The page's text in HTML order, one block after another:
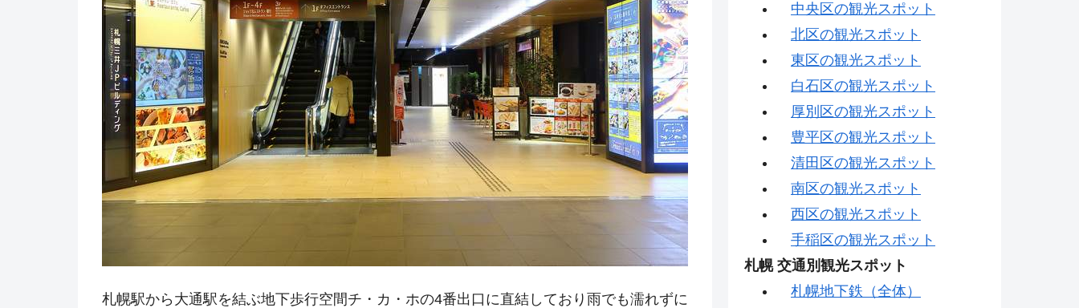
札幌駅から大通駅を結ぶ地下歩行空間チ・カ・ホの4番出口に直結しており雨でも濡れずに
中央区の観光スポット
北区の観光スポット
東区の観光スポット
白石区の観光スポット
厚別区の観光スポット
豊平区の観光スポット
清田区の観光スポット
南区の観光スポット
西区の観光スポット
手稲区の観光スポット
札幌 交通別観光スポット
札幌地下鉄（全体）